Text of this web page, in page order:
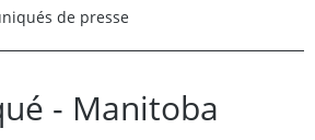
de presse
- Manitoba